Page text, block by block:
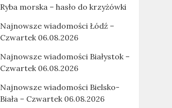
Ryba morska – hasło do krzyżówki
Najnowsze wiadomości Łódź –
Czwartek 06.08.2026
Najnowsze wiadomości Białystok –
Czwartek 06.08.2026
Najnowsze wiadomości Bielsko-
Biała – Czwartek 06.08.2026